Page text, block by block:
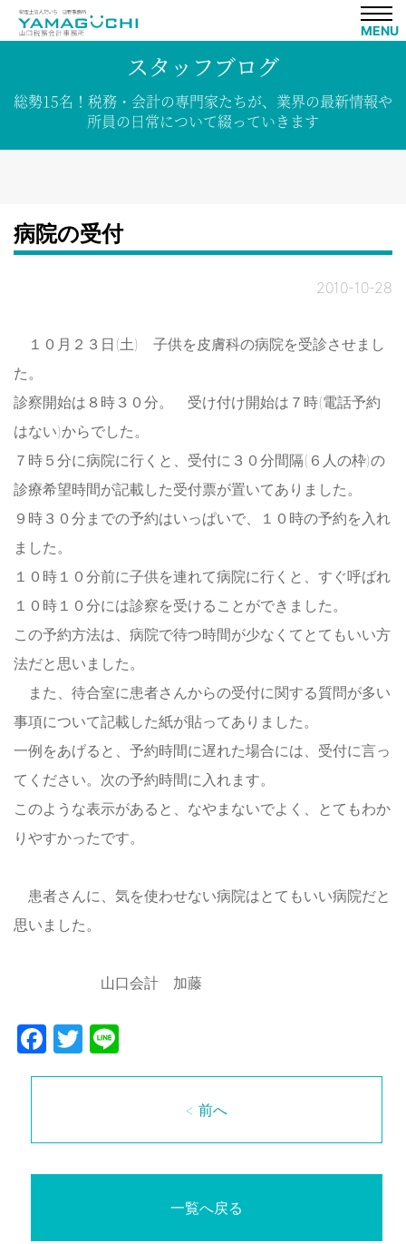
MENU
スタッフブログ
総勢15名！ 税務・会計の専門家たちが、 業界の最新情報や
所員の日常について綴っていきます
病院の受付
2010-10-28
１０月２３日(土) 子供を皮膚科の病院を受診させまし
た。
診察開始は８時３０分。 受け付け開始は７時(電話予約
はない)からでした。
７時５分に病院に行くと、受付に３０分間隔(６人の枠)の
診療希望時間が記載した受付票が置いてありました。
９時３０分までの予約はいっぱいで、１０時の予約を入れ
ました。
１０時１０分前に子供を連れて病院に行くと、すぐ呼ばれ
１０時１０分には診察を受けることができました。
この予約方法は、病院で待つ時間が少なくてとてもいい方
法だと思いました。
また、待合室に患者さんからの受付に関する質問が多い
事項について記載した紙が貼ってありました。
一例をあげると、予約時間に遅れた場合には、受付に言っ
てください。次の予約時間に入れます。
このような表示があると、なやまないでよく、とてもわか
りやすかったです。
患者さんに、気を使わせない病院はとてもいい病院だと
思いました。
山口会計 加藤
Facebook
Twitter
< 前へ
一覧へ戻る